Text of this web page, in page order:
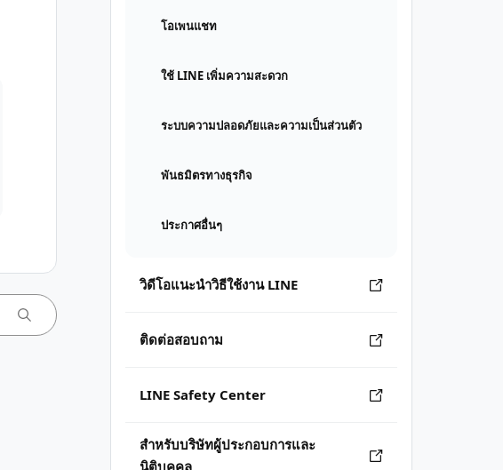
โอเพนแชท
ใช้ LINE เพิ่มความสะดวก
ระบบความปลอดภัยและความเป็นส่วนตัว
พันธมิตรทางธุรกิจ
ประกาศอื่นๆ
วิดีโอแนะนำวิธีใช้งาน LINE
ติดต่อสอบถาม
LINE Safety Center
สำหรับบริษัทผู้ประกอบการและ
นิติบุคคล